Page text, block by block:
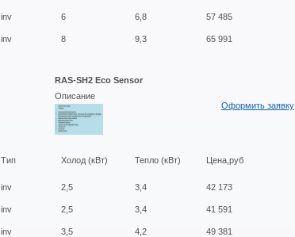
inv 6 6,8 57 485
inv 8 9,3 65 991
RAS-SH2 Eco Sensor
Описание
Оформить заявку
Тип Холод (кВт) Тепло (кВт) Цена,руб
inv 2,5 3,4 42 173
inv 2,5 3,4 41 591
inv 3,5 4,2 49 381